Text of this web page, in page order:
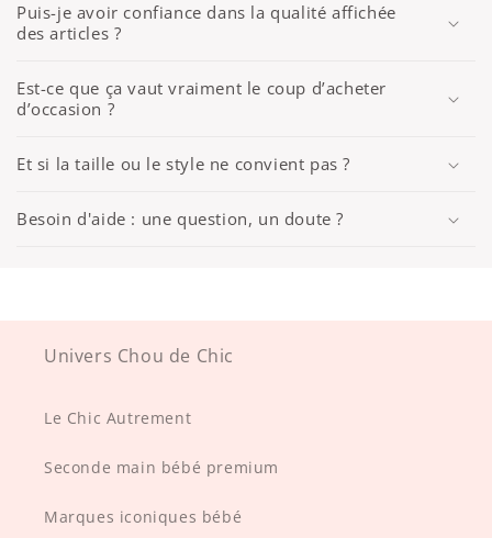
Puis-je avoir confiance dans la qualité affichée
des articles ?
Est-ce que ça vaut vraiment le coup d’acheter
d’occasion ?
Et si la taille ou le style ne convient pas ?
Besoin d'aide : une question, un doute ?
Univers Chou de Chic
Le Chic Autrement
Seconde main bébé premium
Marques iconiques bébé